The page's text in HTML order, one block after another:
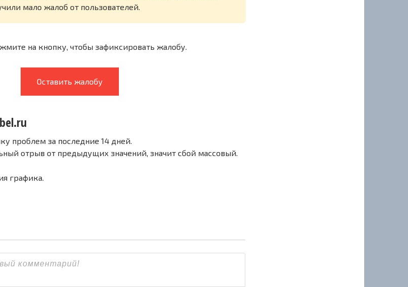
мало жалоб от пользователей.
на кнопку, чтобы зафиксировать жалобу.
Оставить жалобу
проблем за последние 14 дней.
отрыв от предыдущих значений, значит сбой массовый.
графика.